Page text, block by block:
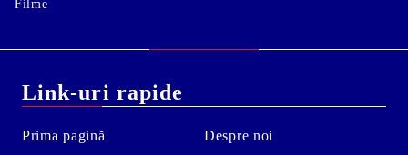
Filme
Link-uri rapide
Prima pagină
Despre noi